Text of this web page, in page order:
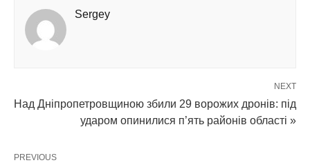
Sergey
NEXT
Над Дніпропетровщиною збили 29 ворожих дронів: під
ударом опинилися п’ять районів області »
PREVIOUS